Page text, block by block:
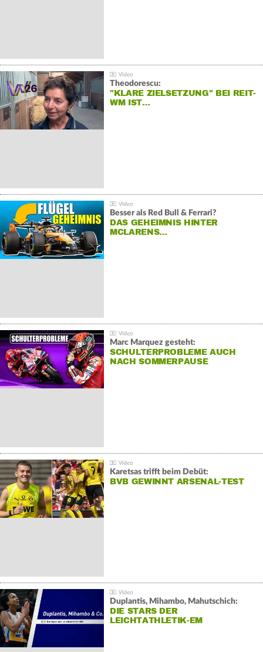
Theodorescu:
"KLARE ZIELSETZUNG" BEI REIT-
WM IST…
Besser als Red Bull & Ferrari?
DAS GEHEIMNIS HINTER
MCLARENS…
Marc Marquez gesteht:
SCHULTERPROBLEME AUCH
NACH SOMMERPAUSE
Karetsas trifft beim Debüt:
BVB GEWINNT ARSENAL-TEST
Duplantis, Mihambo, Mahutschich:
DIE STARS DER
LEICHTATHLETIK-EM